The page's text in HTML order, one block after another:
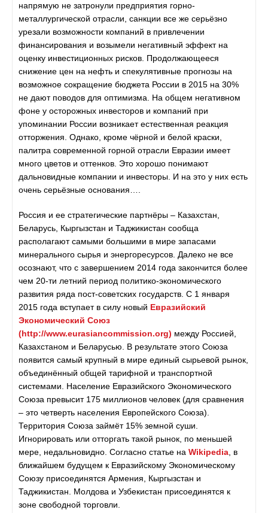
напрямую не затронули предприятия горно-
металлургической отрасли, санкции все же серьёзно
урезали возможности компаний в привлечении
финансирования и возымели негативный эффект на
оценку инвестиционных рисков. Продолжающееся
снижение цен на нефть и спекулятивные прогнозы на
возможное сокращение бюджета России в 2015 на 30%
не дают поводов для оптимизма. На общем негативном
фоне у осторожных инвесторов и компаний при
упоминании России возникает естественная реакция
отторжения. Однако, кроме чёрной и белой краски,
палитра современной горной отрасли Евразии имеет
много цветов и оттенков. Это хорошо понимают
дальновидные компании и инвесторы. И на это у них есть
очень серьёзные основания….
Россия и ее стратегические партнёры – Казахстан,
Беларусь, Кыргызстан и Таджикистан сообща
располагают самыми большими в мире запасами
минерального сырья и энергоресурсов. Далеко не все
осознают, что с завершением 2014 года закончится более
чем 20-ти летний период политико-экономического
развития ряда пост-советских государств. С 1 января
2015 года вступает в силу новый Евразийский
Экономический Союз
(http://www.eurasiancommission.org) между Россией,
Казахстаном и Беларусью. В результате этого Союза
появится самый крупный в мире единый сырьевой рынок,
объединённый общей тарифной и транспортной
системами. Население Евразийского Экономического
Союза превысит 175 миллионов человек (для сравнения
– это четверть населения Европейского Союза).
Территория Союза займёт 15% земной суши.
Игнорировать или отторгать такой рынок, по меньшей
мере, недальновидно. Согласно статье на Wikipedia , в
ближайшем будущем к Евразийскому Экономическому
Союзу присоединятся Армения, Кыргызстан и
Таджикистан. Молдова и Узбекистан присоединятся к
зоне свободной торговли.